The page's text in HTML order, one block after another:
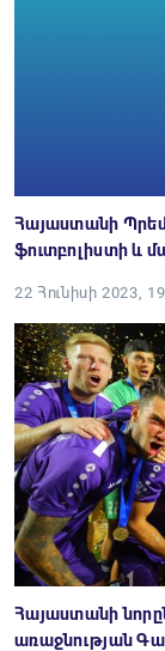
Հայաստանի
ֆուտբոլիստի և
22 Հունիսի 2023,
Հայաստանի
առաջնության